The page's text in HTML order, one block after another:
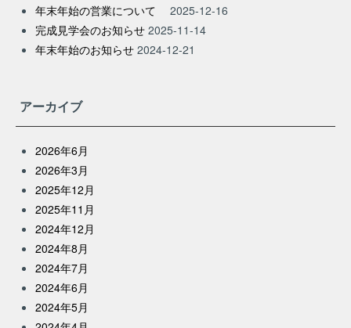
年末年始の営業について
2025-12-16
完成見学会のお知らせ 2025-11-14
年末年始のお知らせ 2024-12-21
アーカイブ
2026年6月
2026年3月
2025年12月
2025年11月
2024年12月
2024年8月
2024年7月
2024年6月
2024年5月